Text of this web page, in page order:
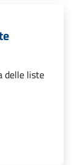
delle liste